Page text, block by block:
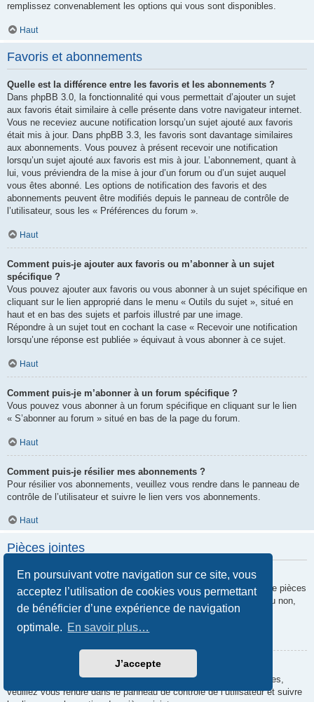
En poursuivant votre navigation sur ce site, vous
acceptez l’utilisation de cookies vous permettant
de bénéficier d’une expérience de navigation
optimale. En savoir plus…
J’accepte
remplissez convenablement les options qui vous sont disponibles.
Haut
Favoris et abonnements
Quelle est la différence entre les favoris et les abonnements ?
Dans phpBB 3.0, la fonctionnalité qui vous permettait d’ajouter un sujet
aux favoris était similaire à celle présente dans votre navigateur internet.
Vous ne receviez aucune notification lorsqu’un sujet ajouté aux favoris
était mis à jour. Dans phpBB 3.3, les favoris sont davantage similaires
aux abonnements. Vous pouvez à présent recevoir une notification
lorsqu’un sujet ajouté aux favoris est mis à jour. L’abonnement, quant à
lui, vous préviendra de la mise à jour d’un forum ou d’un sujet auquel
vous êtes abonné. Les options de notification des favoris et des
abonnements peuvent être modifiés depuis le panneau de contrôle de
l’utilisateur, sous les « Préférences du forum ».
Haut
Comment puis-je ajouter aux favoris ou m’abonner à un sujet
spécifique ?
Vous pouvez ajouter aux favoris ou vous abonner à un sujet spécifique en
cliquant sur le lien approprié dans le menu « Outils du sujet », situé en
haut et en bas des sujets et parfois illustré par une image.
Répondre à un sujet tout en cochant la case « Recevoir une notification
lorsqu’une réponse est publiée » équivaut à vous abonner à ce sujet.
Haut
Comment puis-je m’abonner à un forum spécifique ?
Vous pouvez vous abonner à un forum spécifique en cliquant sur le lien
« S’abonner au forum » situé en bas de la page du forum.
Haut
Comment puis-je résilier mes abonnements ?
Pour résilier vos abonnements, veuillez vous rendre dans le panneau de
contrôle de l’utilisateur et suivre le lien vers vos abonnements.
Haut
Pièces jointes
Quelles pièces jointes sont autorisées sur ce forum ?
Chaque administrateur peut autoriser ou interdire certains types de pièces
jointes. Si vous n’êtes pas certain de savoir ce qui est autorisé ou non,
nous vous invitons à contacter un administrateur du forum.
Comment puis-je retrouver toutes mes pièces jointes ?
Pour retrouver la liste des pièces jointes que vous avez transférées,
veuillez vous rendre dans le panneau de contrôle de l’utilisateur et suivre